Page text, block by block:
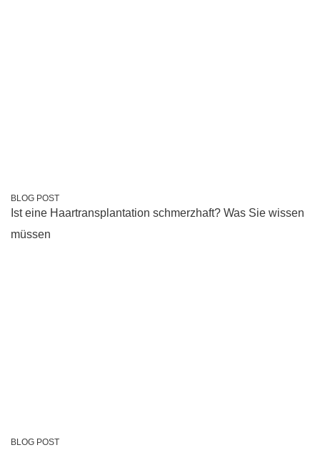
BLOG POST
Ist eine Haartransplantation schmerzhaft? Was Sie wissen
müssen
BLOG POST